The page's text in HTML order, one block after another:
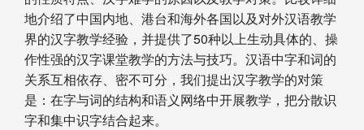
地介绍了中国内地、港台和海外各国以及对外汉语教学
界的汉字教学经验，并提供了50种以上生动具体的、操
作性强的汉字课堂教学的方法与技巧。汉语中字和词的
关系互相依存、密不可分，我们提出汉字教学的对策
是：在字与词的结构和语义网络中开展教学，把分散识
字和集中识字结合起来。